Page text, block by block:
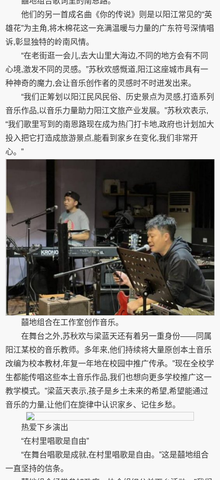
他们的另一首成名曲《你的传说》则是以阳江常见的“英
雄花”为主角,将木棉花这一充满温暖与力量的广东符号深情唱
诉,彰显独特的岭南风情。
“在老街逛一会儿,去大山里大海边,不同的地方会有不同
心境,激发不同的灵感。”苏秋欢感慨道,阳江这座城市具有一
种神奇的魔力,会让音乐创作者的灵感时不时迸发出来。
“我们正筹划以阳江民风民俗、历史景点为灵感,打造系列
音乐作品,以音乐力量助力阳江文旅产业发展。”苏秋欢表示,
“我们歌里写到的南恩路现在成为热门打卡地,政府也计划加大
投入把它打造成旅游景点,能看到家乡在变化,我们非常开
心。”
囍地组合在工作室创作音乐。
在舞台之外,苏秋欢与梁蓝天还有着另一重身份——同属
阳江某校的音乐教师。多年来,他们持续将大量原创本土音乐
改编为校本教材,年复一年地在校园中推广传承。”现在全校学
生都能传唱这些本土音乐作品,我们也想向更多学校推广这一
教学模式。”梁蓝天表示,孩子是乡土未来的希望,希望能通过
音乐的力量,让他们在旋律中认识家乡、记住乡愁。
热爱下乡演出
“在村里唱歌是自由”
“在舞台唱歌是成就,在村里唱歌是自由。”这是囍地组合
一直坚持的信条。